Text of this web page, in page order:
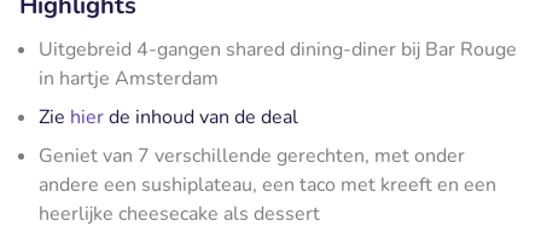
Uitgebreid 4-gangen shared dining-diner bij Bar Rouge
in hartje Amsterdam
Zie hierde inhoud van de deal
Geniet van 7 verschillende gerechten, met onder
andere een sushiplateau, een taco met kreeft en een
heerlijke cheesecake als dessert